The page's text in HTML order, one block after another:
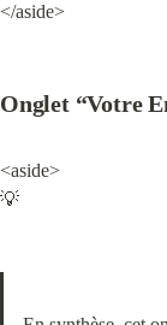
</aside>
Onglet “Votre
<aside>
💡